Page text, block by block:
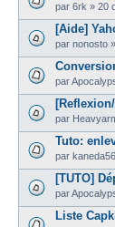
par 6rk » 20
[Aide]
par nonosto »
par
par
Tuto:
par kaneda56
[TUTO]
par
Liste